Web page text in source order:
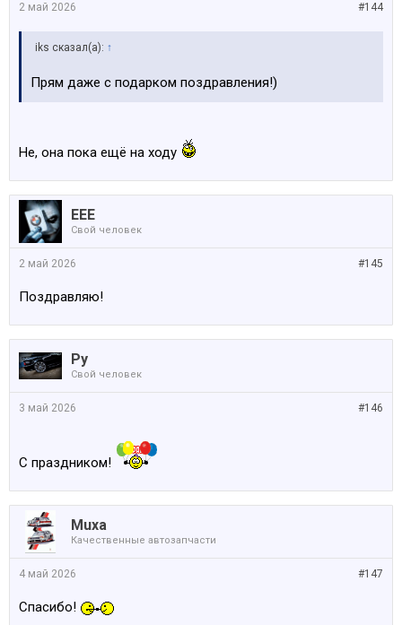
#144
2 май 2026
iks сказал(а): ↑
Прям даже с подарком поздравления!)
Не, она пока ещё на ходу
EEE
Свой человек
#145
2 май 2026
Поздравляю!
Ру
Свой человек
#146
3 май 2026
С праздником!
Muxa
Качественные автозапчасти
#147
4 май 2026
Спасибо!